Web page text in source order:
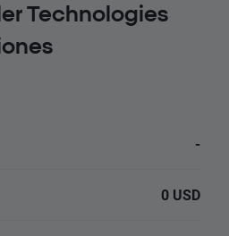
Technologies
-
0 USD